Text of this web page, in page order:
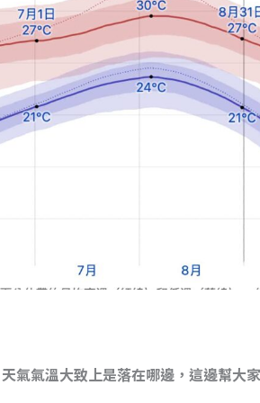
氣氣溫大致上是落在哪邊，這邊幫大